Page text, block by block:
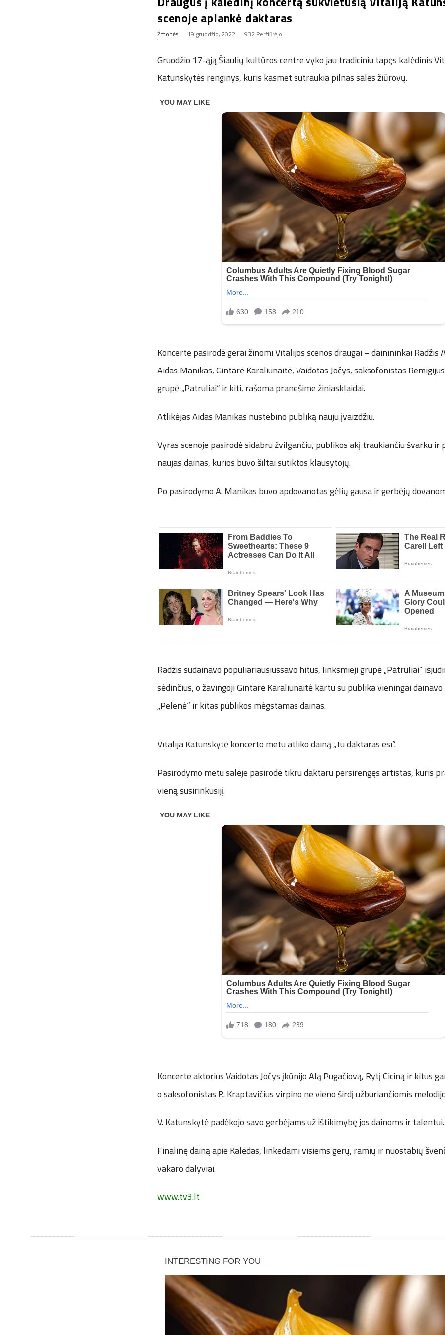
scenoje aplankė daktaras
Žmonės 19 gruodžio, 2022 932 Peržiūrėjo
Gruodžio 17-ąją Šiaulių kultūros centre vyko jau tradiciniu tapęs kalėdinis
Katunskytės renginys, kuris kasmet sutraukia pilnas sales žiūrovų.
Koncerte pasirodė gerai žinomi Vitalijos scenos draugai – dainininkai Radžis
Aidas Manikas, Gintarė Karaliunaitė, Vaidotas Jočys, saksofonistas
grupė „Patruliai“ ir kiti, rašoma pranešime žiniasklaidai.
Atlikėjas Aidas Manikas nustebino publiką nauju įvaizdžiu.
Vyras scenoje pasirodė sidabru žvilgančiu, publikos akį traukiančiu švarku ir
naujas dainas, kurios buvo šiltai sutiktos klausytojų.
Po pasirodymo A. Manikas buvo apdovanotas gėlių gausa ir gerbėjų
Radžis sudainavo populiariausiussavo hitus, linksmieji grupė „Patruliai”
sėdinčius, o žavingoji Gintarė Karaliunaitė kartu su publika vieningai dainavo
„Pelenė“ ir kitas publikos mėgstamas dainas.
Vitalija Katunskytė koncerto metu atliko dainą „Tu daktaras esi”.
Pasirodymo metu salėje pasirodė tikru daktaru persirengęs artistas, kuris
vieną susirinkusijį.
Koncerte aktorius Vaidotas Jočys įkūnijo Alą Pugačiovą, Rytį Ciciną ir kitus
o saksofonistas R. Kraptavičius virpino ne vieno širdį užburiančiomis
V. Katunskytė padėkojo savo gerbėjams už ištikimybę jos dainoms ir talentui.
Finalinę dainą apie Kalėdas, linkedami visiems gerų, ramių ir nuostabių
vakaro dalyviai.
www.tv3.lt